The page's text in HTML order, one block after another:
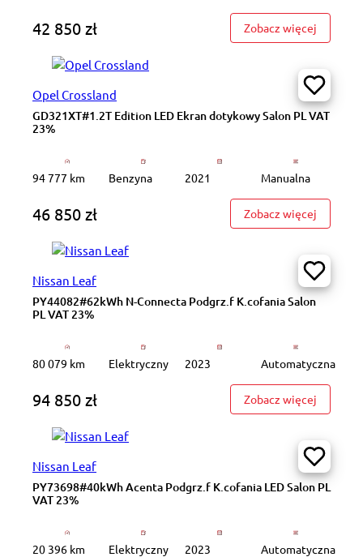
42 850 zł Zobacz więcej
Opel Crossland
GD321XT#1.2T Edition LED Ekran dotykowy Salon PL VAT
23%
94 777 km Benzyna 2021 Manualna
46 850 zł Zobacz więcej
Nissan Leaf
PY44082#62kWh N-Connecta Podgrz.f K.cofania Salon
PL VAT 23%
80 079 km Elektryczny 2023 Automatyczna
94 850 zł Zobacz więcej
Nissan Leaf
PY73698#40kWh Acenta Podgrz.f K.cofania LED Salon PL
VAT 23%
20 396 km Elektryczny 2023 Automatyczna